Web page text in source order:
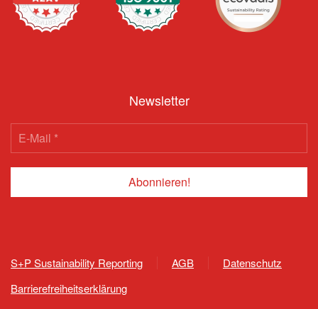
Newsletter
S+P Sustainability Reporting AGB
Datenschutz
Barrierefreiheitserklärung